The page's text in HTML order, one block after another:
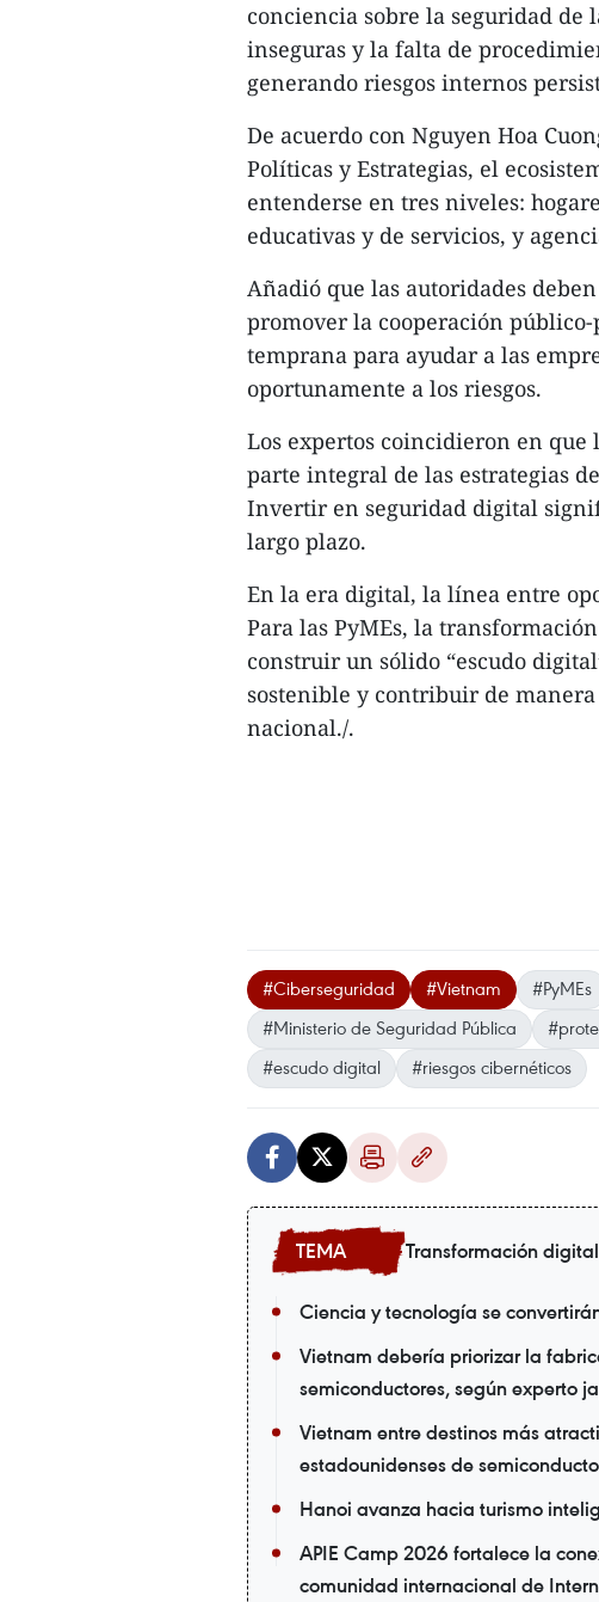
conciencia sobre la seguridad
inseguras y la falta de
generando riesgos internos
De acuerdo con Nguyen Hoa
Políticas y Estrategias, el
entenderse en tres niveles:
educativas y de servicios, y
Añadió que las autoridades
promover la cooperación
temprana para ayudar a las
oportunamente a los riesgos.​
Los expertos coincidieron en
parte integral de las estrategias
Invertir en seguridad digital
largo plazo.​
En la era digital, la línea entre
Para las PyMEs, la
construir un sólido “escudo
sostenible y contribuir de
nacional./.
#Ciberseguridad #Vietnam #PyMEs
#Ministerio de Seguridad Pública
#escudo digital
#riesgos cibernéticos
Transformación digital
Ciencia y tecnología se
Vietnam debería priorizar la
semiconductores, según experto
Vietnam entre destinos más
estadounidenses de
Hanoi avanza hacia turismo
APIE Camp 2026 fortalece la
comunidad internacional de